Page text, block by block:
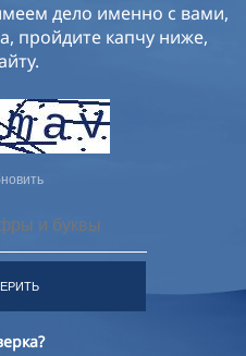
дело именно с вами,
пройдите капчу ниже,